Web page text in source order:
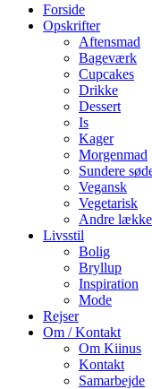
Forside
Opskrifter
Aftensmad
Bageværk
Cupcakes
Drikke
Dessert
Is
Kager
Morgenmad
Sundere
Vegansk
Vegetarisk
Andre
Livsstil
Bolig
Bryllup
Inspiration
Mode
Rejser
Om / Kontakt
Om Kiinus
Kontakt
Samarbejde